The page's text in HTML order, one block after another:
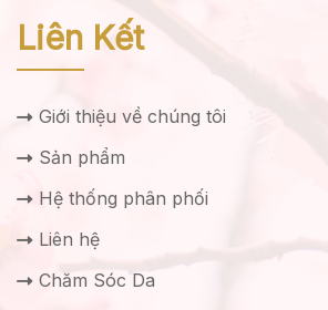
Liên Kết
Giới thiệu về chúng tôi
Sản phẩm
Hệ thống phân phối
Liên hệ
Chăm Sóc Da